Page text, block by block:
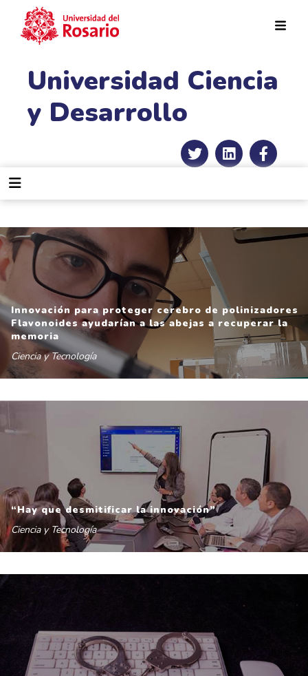
Universidad Ciencia
y Desarrollo
Innovación para proteger cerebro de polinizadores
Flavonoides ayudarían a las abejas a recuperar la
memoria
Ciencia y Tecnología
“Hay que desmitificar la innovación”
Ciencia y Tecnología